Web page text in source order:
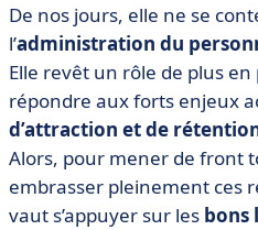
• Quelle application RH
logiciels RH
• Bizneo HR
• Cegid HR
• Eurécia
• Kelio
• Tellent HR
De nos jours, elle ne se
l’administration du
Elle revêt un rôle de plus en
répondre aux forts enjeux
d’attraction et de
Alors, pour mener de front
embrasser pleinement ces
vaut s’appuyer sur les bons